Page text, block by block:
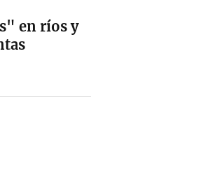
en ríos y